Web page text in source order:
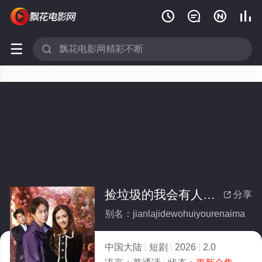
   
 
 分享
捡垃圾的我会有人爱吗(全集)
别名：jianlajidewohuiyourenaima
中国大陆 短剧 2026
2.0